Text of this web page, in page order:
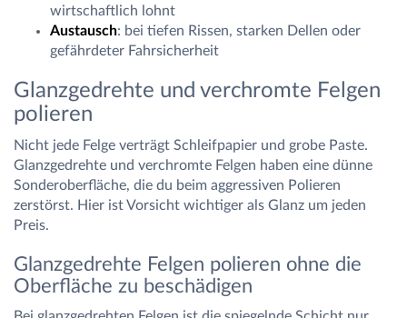
wirtschaftlich lohnt
Austausch: bei tiefen Rissen, starken Dellen oder
gefährdeter Fahrsicherheit
Glanzgedrehte und verchromte Felgen
polieren
Nicht jede Felge verträgt Schleifpapier und grobe Paste.
Glanzgedrehte und verchromte Felgen haben eine dünne
Sonderoberfläche, die du beim aggressiven Polieren
zerstörst. Hier ist Vorsicht wichtiger als Glanz um jeden
Preis.
Glanzgedrehte Felgen polieren ohne die
Oberfläche zu beschädigen